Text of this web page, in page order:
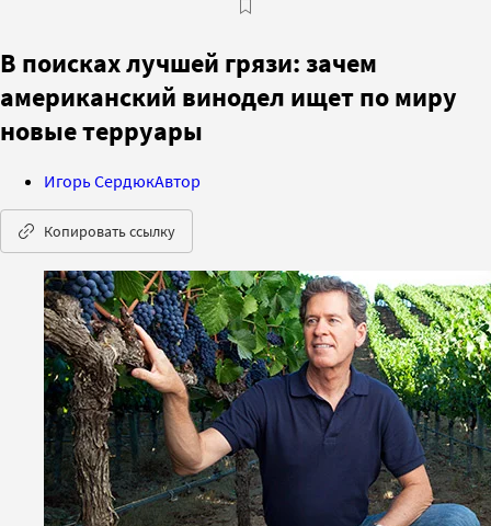
В поисках лучшей грязи: зачем
американский винодел ищет по миру
новые терруары
Игорь СердюкАвтор
Копировать ссылку